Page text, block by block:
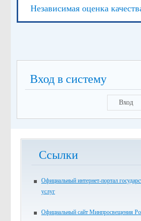
Независимая оценка
Вход в систему
Вход
Ссылки
Официальный интернет-портал
услуг
Официальный сайт Минпросвещения